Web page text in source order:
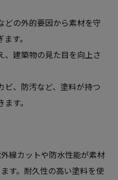
どの外的要因から素材を守
す。
、建築物の見た目を向上さ
ビ、防汚など、塗料が持つ
す。
線カットや防水性能が素材
す。耐久性の高い塗料を使